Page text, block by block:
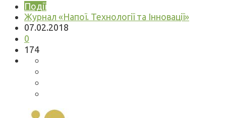
Події
Журнал «Напої. Технології та Інновації»
07.02.2018
0
174